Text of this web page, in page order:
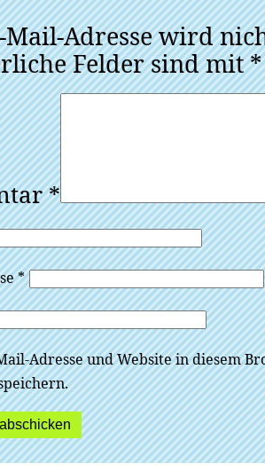
Mail-Adresse wird
Felder sind mit*
*
*
Adresse und Website in diesem